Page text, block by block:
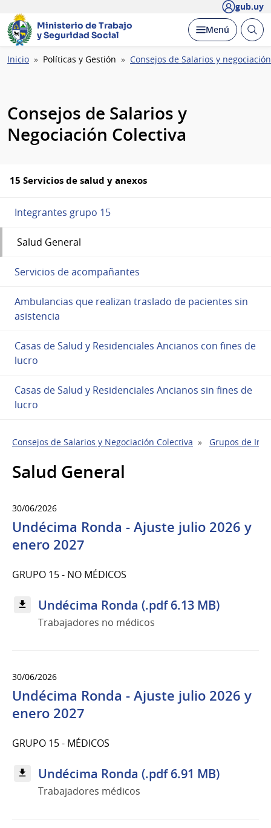
gub.uy
Ministerio de Trabajo
y Seguridad Social
Desplegar
Menú Abrir
Ruta
Inicio Políticas y Gestión Consejos de Salarios y
Consejos de Salarios y
Negociación Colectiva
15 Servicios de salud y anexos
Integrantes grupo 15
Salud General
Servicios de acompañantes
Ambulancias que realizan traslado de pacientes sin
asistencia
Casas de Salud y Residenciales Ancianos con fines de
lucro
Casas de Salud y Residenciales Ancianos sin fines de
lucro
Consejos de Salarios y Negociación Colectiva Grupos de
Salud General
30/06/2026
Undécima Ronda - Ajuste julio 2026 y
enero 2027
GRUPO 15 - NO MÉDICOS
Undécima Ronda (.pdf 6.13 MB)
Trabajadores no médicos
30/06/2026
Undécima Ronda - Ajuste julio 2026 y
enero 2027
GRUPO 15 - MÉDICOS
Undécima Ronda (.pdf 6.91 MB)
Trabajadores médicos